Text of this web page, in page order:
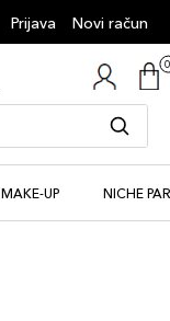
Prijava Novi račun
MAKE-UP NICHE